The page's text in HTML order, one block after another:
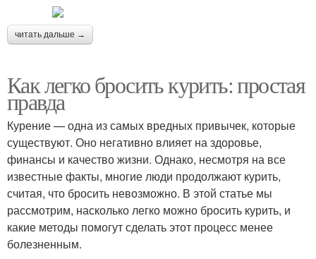
читать дальше →
Как легко бросить курить: простая
правда
Курение — одна из самых вредных привычек, которые
существуют. Оно негативно влияет на здоровье,
финансы и качество жизни. Однако, несмотря на все
известные факты, многие люди продолжают курить,
считая, что бросить невозможно. В этой статье мы
рассмотрим, насколько легко можно бросить курить, и
какие методы помогут сделать этот процесс менее
болезненным.